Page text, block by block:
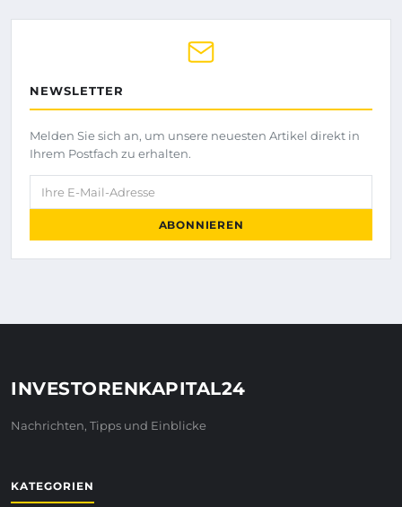
NEWSLETTER
Melden Sie sich an, um unsere neuesten Artikel direkt in
Ihrem Postfach zu erhalten.
Ihre E-Mail-Adresse
ABONNIEREN
INVESTORENKAPITAL24
Nachrichten, Tipps und Einblicke
KATEGORIEN